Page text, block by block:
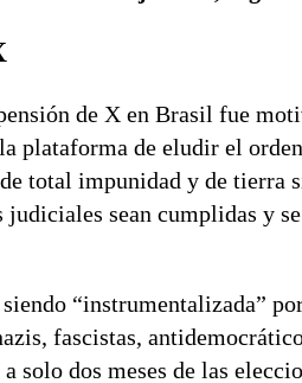
de X en Brasil fue
plataforma de eludir el
total impunidad y de tierra
sean cumplidas y
“instrumentalizada”
fascistas,
solo dos meses de las